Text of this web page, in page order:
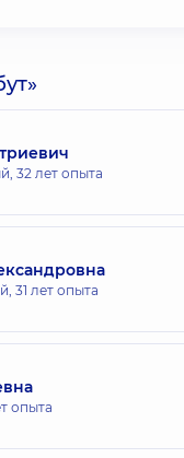
32 лет опыта
31 лет опыта
опыта